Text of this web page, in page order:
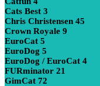
Cats Best 3
Chris Christensen 45
Crown Royale 9
EuroCat 5
EuroDog 5
EuroDog / EuroCat 4
FURminator 21
GimCat 72